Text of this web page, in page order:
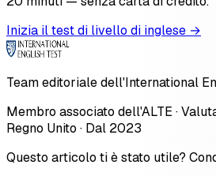
Inizia il test di livello di inglese →
Team editoriale dell'International
Membro associato dell'ALTE ·
Regno Unito · Dal 2023
Questo articolo ti è stato utile?